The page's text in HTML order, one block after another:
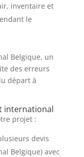
inventaire et
le
Belgique, un
des erreurs
départ à
international
projet :
devis
Belgique) avec